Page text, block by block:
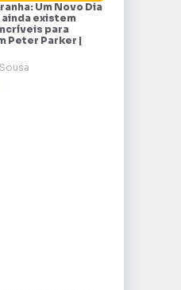
Um Novo Dia
existem
para
Peter Parker |